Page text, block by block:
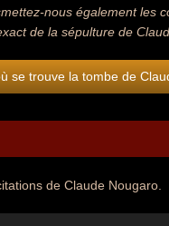
nous également les
de la sépulture de
se trouve la tombe de
de Claude Nougaro.